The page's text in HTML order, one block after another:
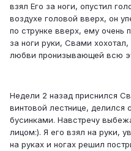
взял Его за ноги, опустил
воздухе головой вверх, он
по струнке вверх, ему очень
за ноги руки, Свами
любви пронизывающей всю
Недели 2 назад приснился
винтовой лестнице, делился
бусинками. Навстречу
лицом:). Я его взял на руки,
на руках и ногах решил